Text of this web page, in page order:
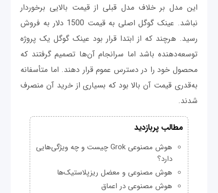
این مدل بر خلاف مدل قبلی از قیمت بالایی برخوردار
نباشد. عینک گوگل اصلی به قیمت 1500 دلار به فروش
رسید. هرچند که از ابتدا قرار بود عینک گوگل یک پروژه
توسعه‌دهنده باشد اما سرانجام آن‌ها تصمیم گرفتند که
محصول خود را در دسترس عموم قرار دهند. اما متأسفانه
به‌قدری قیمت آن بالا بود که بسیاری از خرید آن منصرف
شدند.
مطالب پربازدید
هوش مصنوعی Grok چیست و چه ویژگی‌هایی
دارد؟
هوش مصنوعی و معضل ریزپلاستیک‌ها
هوش مصنوعی در اعماق